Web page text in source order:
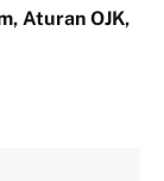
Aturan OJK,